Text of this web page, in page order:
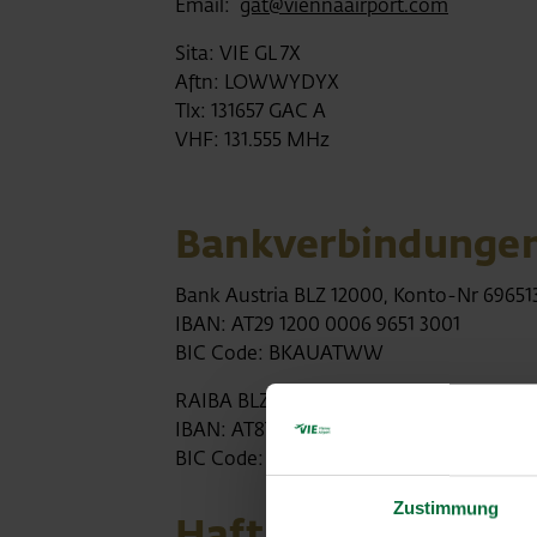
Zustimmung
Email: gat@viennaairport.com
Sita: VIE GL 7X
Aftn: LOWWYDYX
Tlx: 131657 GAC A
VHF: 131.555 MHz
Bank Austria BLZ 12000, Konto-Nr
IBAN: AT29 1200 0006 9651 3001
BIC Code: BKAUATWW
RAIBA BLZ 32823, Kto.-Nr. 405.100.
IBAN: AT87 3282 3000 0040 5100
BIC Code: RLNWATWW823